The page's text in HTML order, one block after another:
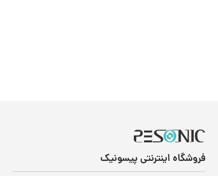
فروشگاه اینترنتی پیسونیک